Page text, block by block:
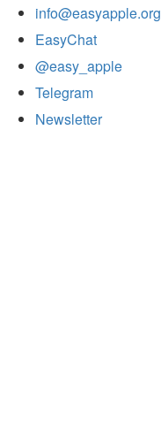
info@easyapple.org
EasyChat
@easy_apple
Telegram
Newsletter